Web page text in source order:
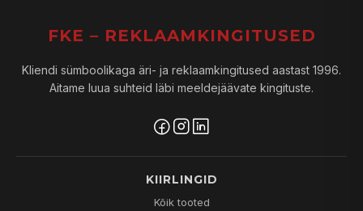
FKE – REKLAAMKINGITUSED
Kliendi sümboolikaga äri- ja reklaamkingitused aastast 1996.
Aitame luua suhteid läbi meeldejäävate kingituste.
KIIRLINGID
Kõik tooted